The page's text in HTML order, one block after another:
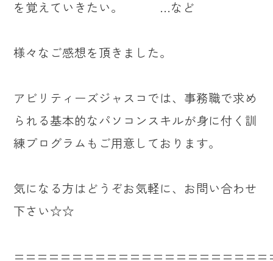
を覚えていきたい。 …など
様々なご感想を頂きました。
アビリティーズジャスコでは、事務職で求め
られる基本的なパソコンスキルが身に付く訓
練プログラムもご用意しております。
気になる方はどうぞお気軽に、お問い合わせ
下さい☆☆